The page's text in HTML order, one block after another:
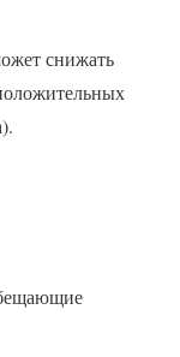
снижать